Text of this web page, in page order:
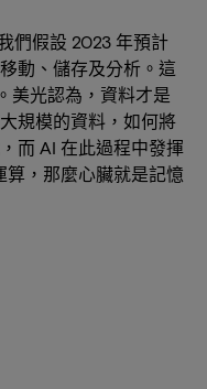
們假設 2023 年預計
動、儲存及分析。這
美光認為，資料才是
規模的資料，如何將
而 AI 在此過程中發揮
算，那麼心臟就是記憶